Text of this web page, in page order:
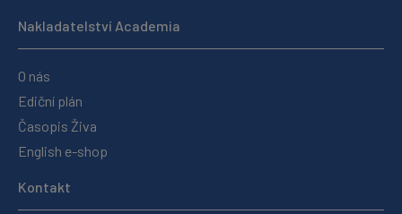
Nakladatelství Academia
O nás
Ediční plán
Časopis Živa
English e-shop
Kontakt